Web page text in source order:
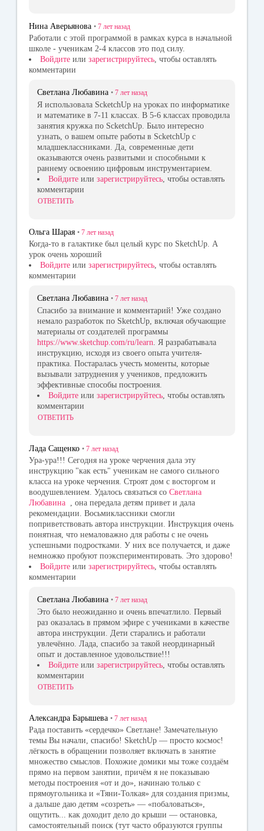
Нина Аверьянова • 7 лет назад
Работали с этой программой в рамках курса в начальной
школе - ученикам 2-4 классов это под силу.
Войдите или зарегистрируйтесь, чтобы оставлять
комментарии
Светлана Любавина • 7 лет назад
Я использовала ScketchUp на уроках по информатике
и математике в 7-11 классах. В 5-6 классах проводила
занятия кружка по ScketchUp. Было интересно
узнать, о вашем опыте работы в ScketchUp с
младшеклассниками. Да, современные дети
оказываются очень развитыми и способными к
раннему освоению цифровым инструментарием.
Войдите или зарегистрируйтесь , чтобы оставлять
комментарии
ОТВЕТИТЬ
Ольга Шарая • 7 лет назад
Когда-то в галактике был целый курс по SketchUp. А
урок очень хороший
Войдите или зарегистрируйтесь, чтобы оставлять
комментарии
Светлана Любавина • 7 лет назад
Спасибо за внимание и комментарий! Уже создано
немало разработок по SketchUp, включая обучающие
материалы от создателей программы
https://www.sketchup.com/ru/learn . Я разрабатывала
инструкцию, исходя из своего опыта учителя-
практика. Постаралась учесть моменты, которые
вызывали затруднения у учеников, предложить
эффективные способы построения.
Войдите или зарегистрируйтесь , чтобы оставлять
комментарии
ОТВЕТИТЬ
Лада Сащенко • 7 лет назад
Ура-ура!!! Сегодня на уроке черчения дала эту
инструкцию "как есть" ученикам не самого сильного
класса на уроке черчения. Строят дом с восторгом и
воодушевлением. Удалось связаться со Светлана
Любавина , она передала детям привет и дала
рекомендации. Восьмиклассники смогли
поприветствовать автора инструкции. Инструкция очень
понятная, что немаловажно для работы с не очень
успешными подростками. У них все получается, и даже
немножко пробуют поэкспериментировать. Это здорово!
Войдите или зарегистрируйтесь, чтобы оставлять
комментарии
Светлана Любавина • 7 лет назад
Это было неожиданно и очень впечатлило. Первый
раз оказалась в прямом эфире с учениками в качестве
автора инструкции. Дети старались и работали
увлечённо. Лада, спасибо за такой неординарный
опыт и доставленное удовольствие!!!
Войдите или зарегистрируйтесь , чтобы оставлять
комментарии
ОТВЕТИТЬ
Александра Барышева • 7 лет назад
Рада поставить «сердечко» Светлане! Замечательную
темы Вы начали, спасибо! SketchUp — просто космос!
лёгкость в обращении позволяет включать в занятие
множество смыслов. Похожие домики мы тоже создаём
прямо на первом занятии, причём я не показываю
методы построения «от и до», начинаю только с
прямоугольника и «Тяни-Толкая» для создания призмы,
а дальше даю детям «созреть» — «побаловаться»,
ощутить... как доходит дело до крыши — остановка,
самостоятельный поиск (тут часто образуются группы